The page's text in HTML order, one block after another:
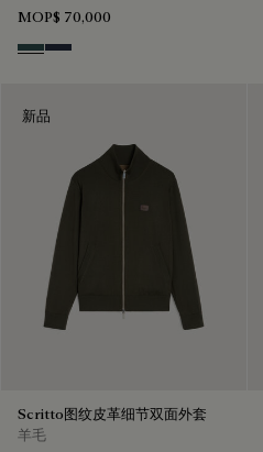
MOP$ 70,000
GraphiteMineral Blue
新品
Scritto图纹皮革细节双面外套
羊毛